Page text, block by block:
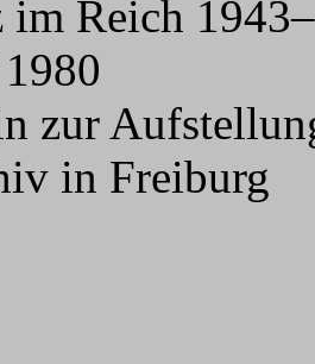
im Reich
zur
in Freiburg